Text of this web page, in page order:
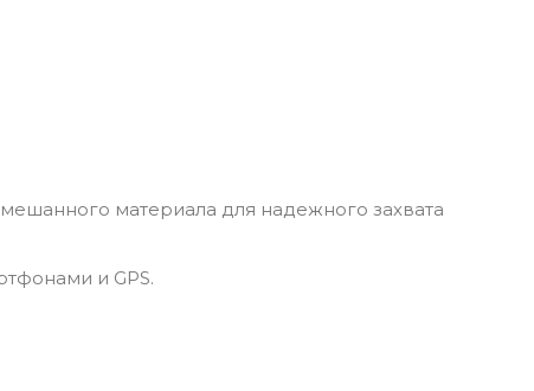
материала для надежного захвата
и GPS.